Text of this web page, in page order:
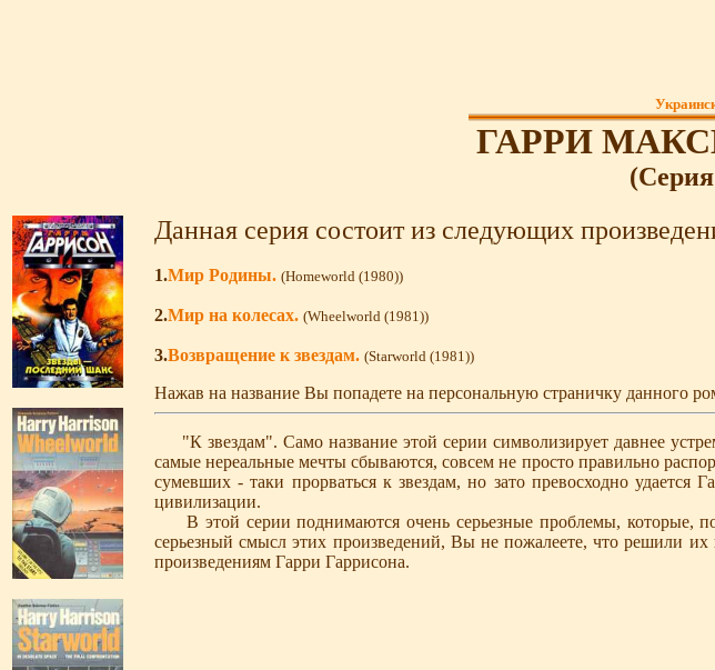
ГАРРИ
Данная серия состоит из следующих
1.Мир Родины. (Homeworld (1980))
2.Мир на колесах. (Wheelworld (1981))
3.Возвращение к звездам. (Starworld (1981))
Нажав на название Вы попадете на персональную страничку данного
"К звездам". Само название этой серии символизирует давнее
самые нереальные мечты сбываются, совсем не просто правильно
сумевших - таки прорваться к звездам, но зато превосходно
цивилизации.
В этой серии поднимаются очень серьезные проблемы, которые,
серьезный смысл этих произведений, Вы не пожалеете, что решили
произведениям Гарри Гаррисона.